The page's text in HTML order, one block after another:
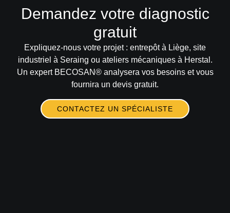
Demandez votre diagnostic
gratuit
Expliquez-nous votre projet : entrepôt à Liège, site
industriel à Seraing ou ateliers mécaniques à Herstal.
Un expert BECOSAN®analysera vos besoins et vous
fournira un devis gratuit.
CONTACTEZ UN SPÉCIALISTE